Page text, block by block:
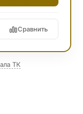
Сравнить
ТК